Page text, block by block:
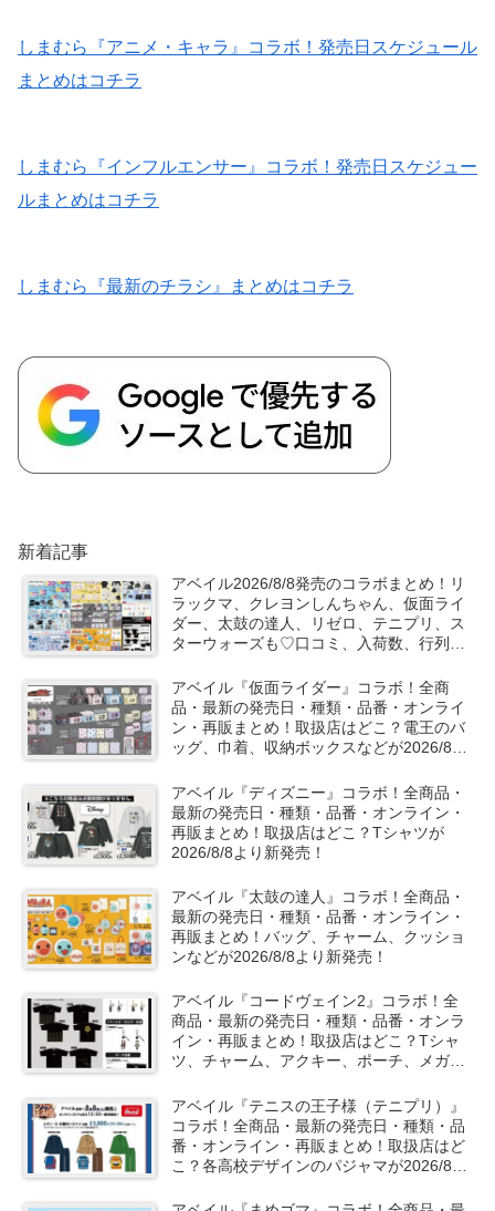
しまむら『アニメ・キャラ』コラボ！発売日スケジュール
まとめはコチラ
しまむら『インフルエンサー』コラボ！発売日スケジュー
ルまとめはコチラ
しまむら『最新のチラシ』まとめはコチラ
新着記事
アベイル2026/8/8発売のコラボまとめ！リ
ラックマ、クレヨンしんちゃん、仮面ライ
ダー、太鼓の達人、リゼロ、テニプリ、ス
ターウォーズも♡口コミ、入荷数、行列、
アベイル『仮面ライダー』コラボ！全商
品・最新の発売日・種類・品番・オンライ
ン・再販まとめ！取扱店はどこ？電王のバ
ッグ、巾着、収納ボックスなどが2026/8/8
アベイル『ディズニー』コラボ！全商品・
最新の発売日・種類・品番・オンライン・
再販まとめ！取扱店はどこ？Tシャツが
2026/8/8より新発売！
アベイル『太鼓の達人』コラボ！全商品・
最新の発売日・種類・品番・オンライン・
再販まとめ！バッグ、チャーム、クッショ
ンなどが2026/8/8より新発売！
アベイル『コードヴェイン2』コラボ！全
商品・最新の発売日・種類・品番・オンラ
イン・再販まとめ！取扱店はどこ？Tシャ
ツ、チャーム、アクキー、ポーチ、メガネ
アベイル『テニスの王子様（テニプリ）』
コラボ！全商品・最新の発売日・種類・品
番・オンライン・再販まとめ！取扱店はど
こ？各高校デザインのパジャマが2026/8/8